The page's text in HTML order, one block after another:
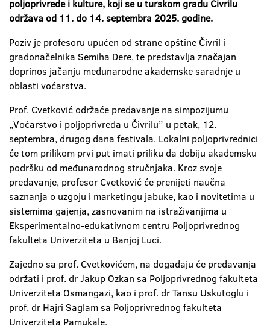
poljoprivrede i kulture, koji se u turskom gradu Čivrilu
održava od 11. do 14. septembra 2025. godine.
Poziv je profesoru upućen od strane opštine Čivril i
gradonačelnika Semiha Dere, te predstavlja značajan
doprinos jačanju međunarodne akademske saradnje u
oblasti voćarstva.
Prof. Cvetković održaće predavanje na simpozijumu
„Voćarstvo i poljoprivreda u Čivrilu” u petak, 12.
septembra, drugog dana festivala. Lokalni poljoprivrednici
će tom prilikom prvi put imati priliku da dobiju akademsku
podršku od međunarodnog stručnjaka. Kroz svoje
predavanje, profesor Cvetković će prenijeti naučna
saznanja o uzgoju i marketingu jabuke, kao i novitetima u
sistemima gajenja, zasnovanim na istraživanjima u
Eksperimentalno-edukativnom centru Poljoprivrednog
fakulteta Univerziteta u Banjoj Luci.
Zajedno sa prof. Cvetkovićem, na događaju će predavanja
održati i prof. dr Jakup Ozkan sa Poljoprivrednog fakulteta
Univerziteta Osmangazi, kao i prof. dr Tansu Uskutoglu i
prof. dr Hajri Saglam sa Poljoprivrednog fakulteta
Univerziteta Pamukale.